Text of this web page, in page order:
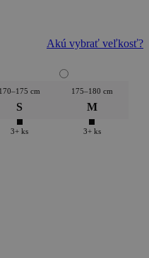
Akú vybrať veľkosť?
170–175 cm
S
3+ ks
175–180 cm
M
3+ ks